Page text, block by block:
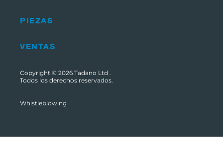
PIEZAS
VENTAS
Copyright © 2026 Tadano Ltd .
Todos los derechos reservados.
Whistleblowing